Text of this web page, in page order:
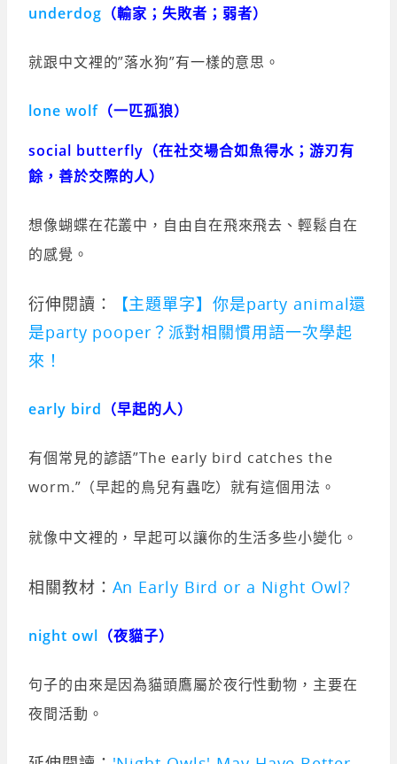
underdog （輸家；失敗者；弱者）
就跟中文裡的”落水狗”有一樣的意思。
lone wolf （一匹孤狼）
social butterfly（在社交場合如魚得水；游刃有
餘，善於交際的人）
想像蝴蝶在花叢中，自由自在飛來飛去、輕鬆自在
的感覺。
衍伸閱讀：
【主題單字】你是party animal還
是party pooper？派對相關慣用語一次學起
來！
early bird （早起的人）
有個常見的諺語”The early bird catches the
worm.”（早起的鳥兒有蟲吃）就有這個用法。
就像中文裡的，早起可以讓你的生活多些小變化。
相關教材： An Early Bird or a Night Owl?
night owl （夜貓子）
句子的由來是因為貓頭鷹屬於夜行性動物，主要在
夜間活動。